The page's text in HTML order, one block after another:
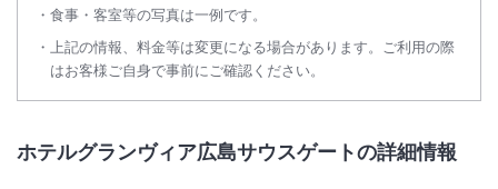
*******************************
ご宿泊 お客様にご利用いただける提携駐車場がホテルに隣接しており
ます。
【JR広島駅南口ミナモア駐車場】
食事・客室等の写真は一例です。
上記の情報、料金等は変更になる場合があります。ご利用の際
はお客様ご自身で事前にご確認ください。
ホテルグランヴィア広島サウスゲートの詳細情報